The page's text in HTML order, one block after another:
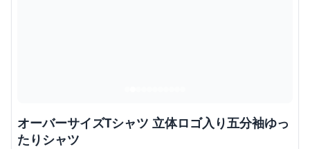
オーバーサイズTシャツ 立体ロゴ入り五分袖ゆっ
たりシャツ